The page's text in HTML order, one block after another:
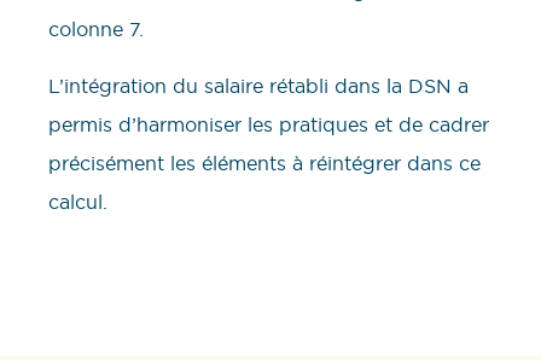
colonne 7.
L’intégration du salaire rétabli dans la DSN a
permis d’harmoniser les pratiques et de cadrer
précisément les éléments à réintégrer dans ce
calcul.